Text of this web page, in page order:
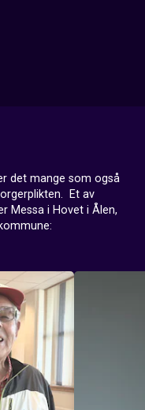
det mange som også
Et av
Messa i Hovet i Ålen,